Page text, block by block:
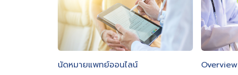
นัดหมายแพทย์ออนไลน์ Overview